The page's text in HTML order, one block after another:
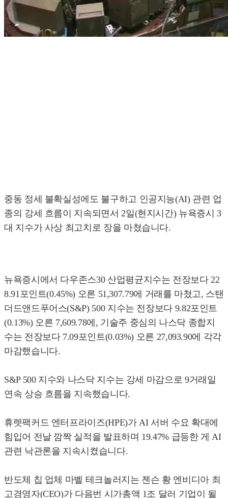
중동 정세 불확실성에도 불구하고 인공지능(AI) 관련 업
종의 강세 흐름이 지속되면서 2일(현지시간) 뉴욕증시 3
대 지수가 사상 최고치로 장을 마쳤습니다.
뉴욕증시에서 다우존스30 산업평균지수는 전장보다 22
8.91포인트(0.45%) 오른 51,307.79에 거래를 마쳤고, 스탠
더드앤드푸어스(S&P) 500 지수는 전장보다 9.82포인트
(0.13%) 오른 7,609.78에, 기술주 중심의 나스닥 종합지
수는 전장보다 7.09포인트(0.03%) 오른 27,093.90에 각각
마감했습니다.
S&P 500 지수와 나스닥 지수는 강세 마감으로 9거래일
연속 상승 흐름을 지속했습니다.
휴렛팩커드 엔터프라이즈(HPE)가 AI 서버 수요 확대에
힘입어 전날 깜짝 실적을 발표하며 19.47% 급등한 게 AI
관련 낙관론을 지속시켰습니다.
반도체 칩 업체 마벨 테크놀러지는 젠슨 황 엔비디아 최
고경영자(CEO)가 다음번 시가총액 1조 달러 기업이 될